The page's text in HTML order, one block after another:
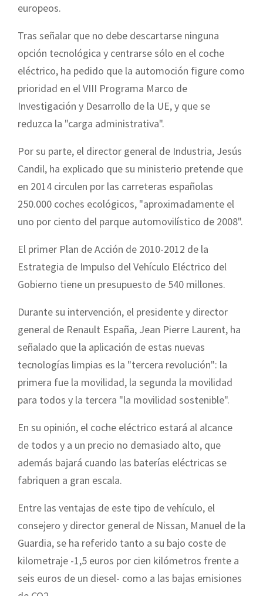
europeos.
Tras señalar que no debe descartarse ninguna
opción tecnológica y centrarse sólo en el coche
eléctrico, ha pedido que la automoción figure como
prioridad en el VIII Programa Marco de
Investigación y Desarrollo de la UE, y que se
reduzca la "carga administrativa".
Por su parte, el director general de Industria, Jesús
Candil, ha explicado que su ministerio pretende que
en 2014 circulen por las carreteras españolas
250.000 coches ecológicos, "aproximadamente el
uno por ciento del parque automovilístico de 2008".
El primer Plan de Acción de 2010-2012 de la
Estrategia de Impulso del Vehículo Eléctrico del
Gobierno tiene un presupuesto de 540 millones.
Durante su intervención, el presidente y director
general de Renault España, Jean Pierre Laurent, ha
señalado que la aplicación de estas nuevas
tecnologías limpias es la "tercera revolución": la
primera fue la movilidad, la segunda la movilidad
para todos y la tercera "la movilidad sostenible".
En su opinión, el coche eléctrico estará al alcance
de todos y a un precio no demasiado alto, que
además bajará cuando las baterías eléctricas se
fabriquen a gran escala.
Entre las ventajas de este tipo de vehículo, el
consejero y director general de Nissan, Manuel de la
Guardia, se ha referido tanto a su bajo coste de
kilometraje -1,5 euros por cien kilómetros frente a
seis euros de un diesel- como a las bajas emisiones